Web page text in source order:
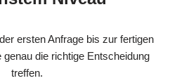
ersten Anfrage bis zur fertigen
genau die richtige Entscheidung
treffen.